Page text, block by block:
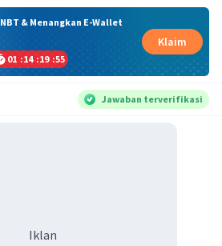
& Menangkan E-Wallet
01 :14 :19 :54
Klaim
Jawaban terverifikasi
Iklan